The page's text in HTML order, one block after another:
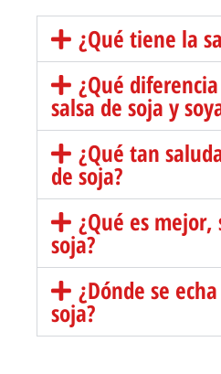
¿Qué tiene la
¿Qué
salsa de soja y
¿Qué tan
de soja?
¿Qué es mejor,
soja?
¿Dónde se
soja?